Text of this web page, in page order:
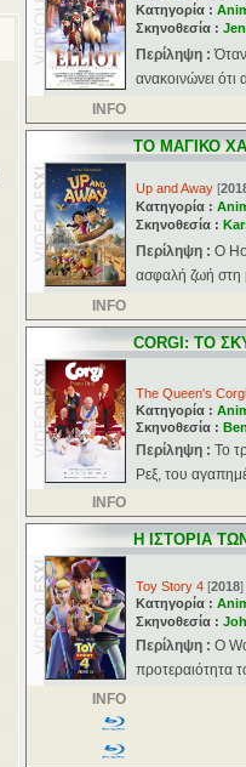
Κατηγορία :
Σκηνοθεσία :
Περίληψη :
ανακοινώνει ότι
INFO
ΤΟ ΜΑΓΙΚΟ
Up and Away [
Κατηγορία :
Σκηνοθεσία :
Περίληψη : Ο
ασφαλή ζωή στη
INFO
CORGI: ΤΟ
The Queen's Corgi
Κατηγορία :
Σκηνοθεσία :
Περίληψη : Το
Ρεξ, του
INFO
Η ΙΣΤΟΡΙΑ
Toy Story 4 [2018]
Κατηγορία :
Σκηνοθεσία :
Περίληψη : Ο
προτεραιότητα
INFO